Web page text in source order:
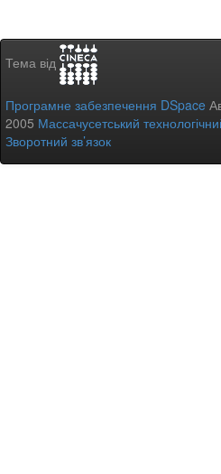
Тема від
Програмне забезпечення DSpace
2005 Массачусетський
Зворотний зв’язок